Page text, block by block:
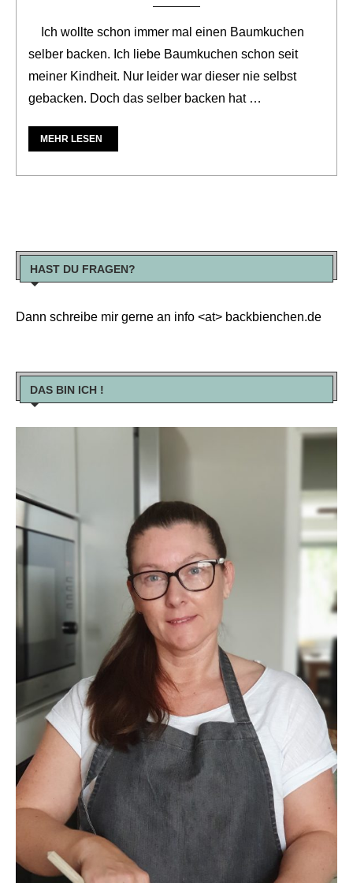
Ich wollte schon immer mal einen Baumkuchen
selber backen. Ich liebe Baumkuchen schon seit
meiner Kindheit. Nur leider war dieser nie selbst
gebacken. Doch das selber backen hat …
MEHR LESEN
HAST DU FRAGEN?
Dann schreibe mir gerne an info <at> backbienchen.de
DAS BIN ICH !